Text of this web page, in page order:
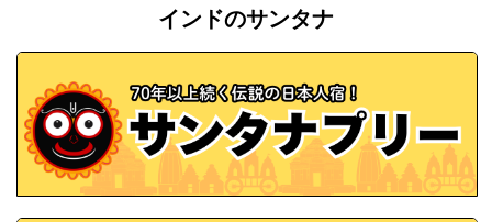
インドのサンタナ